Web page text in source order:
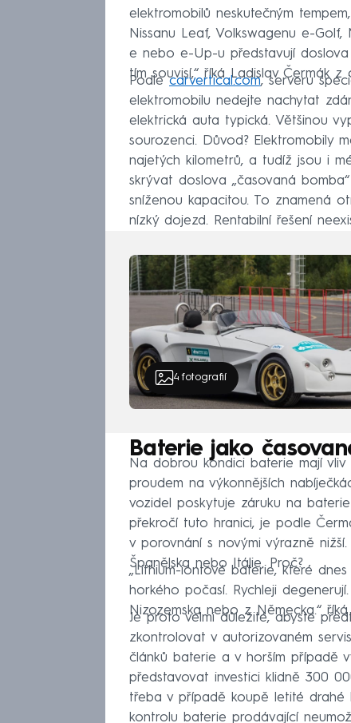
elektromobilů neskutečným
Nissanu Leaf, Volkswagenu e-
e nebo e-Up-u představují doslova
tím souvisí,“ říká Ladislav Čermák
Podlecarvertical.com, serveru
elektromobilu nedejte nachytat
elektrická auta typická. Většinou
sourozenci. Důvod? Elektromobily
najetých kilometrů, a tudíž jsou i
skrývat doslova „časovaná
sníženou kapacitou. To znamená
nízký dojezd. Rentabilní řešení
4 fotografií
Baterie jako
Na dobrou kondici baterie mají vliv
proudem na výkonnějších
vozidel poskytuje záruku na
překročí tuto hranici, je podle
v porovnání s novými výrazně
Španělska nebo Itálie. Proč?
„Lithium-iontové baterie, které
horkého počasí. Rychleji
Nizozemska nebo z Německa.“
Je proto velmi důležité, abyste
zkontrolovat v autorizovaném
článků baterie a v horším případě
představovat investici klidně 300
třeba v případě koupě letité drahé
kontrolu baterie prodávající